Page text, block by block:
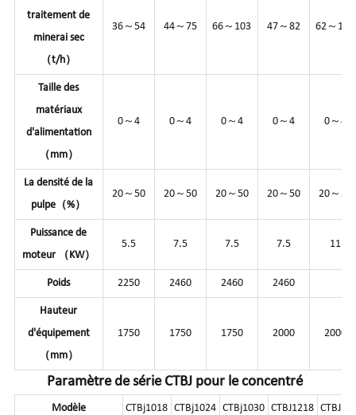
traitement de
minerai sec
（t/h）
36～54 44～75 66～103 47～82 62～105
Taille des
matériaux
d'alimentation
（mm）
0～4 0～4 0～4 0～4 0～4
La densité de la
pulpe（%）
20～50 20～50 20～50 20～50 20～50
Puissance de
moteur （KW）
5.5 7.5 7.5 7.5 11
Poids 2250 2460 2460 2460
Hauteur
d'équipement
（mm）
1750 1750 1750 2000 2000
Paramètre de série CTBJ pour le concentré
Modèle CTBj1018 CTBj1024 CTBj1030 CTBJ1218